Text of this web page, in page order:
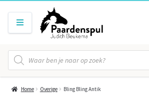
Producten
zoeken
Home Overige Bling Bling Antik